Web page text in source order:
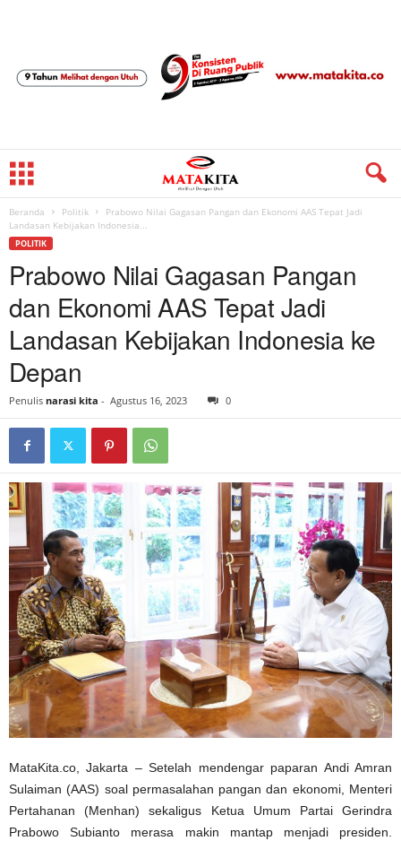
Beranda Politik
Prabowo Nilai Gagasan Pangan dan Ekonomi AAS Tepat Jadi
Landasan Kebijakan Indonesia...
POLITIK
Prabowo Nilai Gagasan Pangan
dan Ekonomi AAS Tepat Jadi
Landasan Kebijakan Indonesia ke
Depan
Penulis narasi kita - Agustus 16, 2023 0
MataKita.co, Jakarta – Setelah mendengar paparan Andi Amran
Sulaiman (AAS) soal permasalahan pangan dan ekonomi, Menteri
Pertahanan (Menhan) sekaligus Ketua Umum Partai Gerindra
Prabowo Subianto merasa makin mantap menjadi presiden.